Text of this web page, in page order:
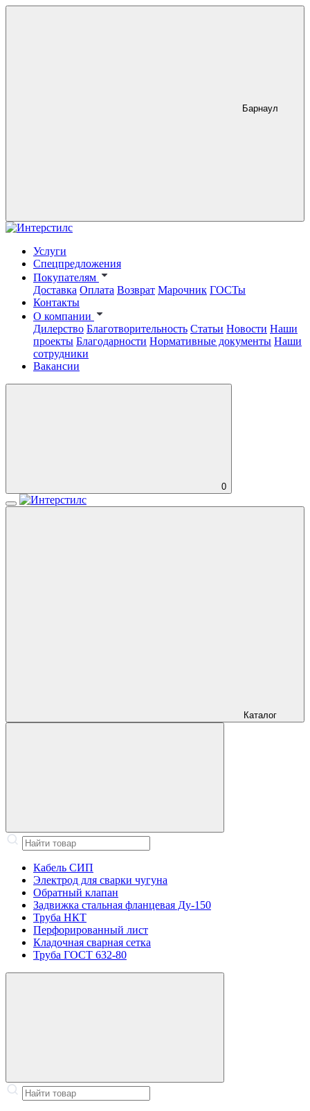
Барнаул
Услуги
Спецпредложения
Покупателям
Доставка Оплата Возврат Марочник ГОСТы
Контакты
О компании
Дилерство Благотворительность Статьи Новости Наши
проекты Благодарности Нормативные документы Наши
сотрудники
Вакансии
0
Каталог
Кабель СИП
Электрод для сварки чугуна
Обратный клапан
Задвижка стальная фланцевая Ду-150
Труба НКТ
Перфорированный лист
Кладочная сварная сетка
Труба ГОСТ 632-80